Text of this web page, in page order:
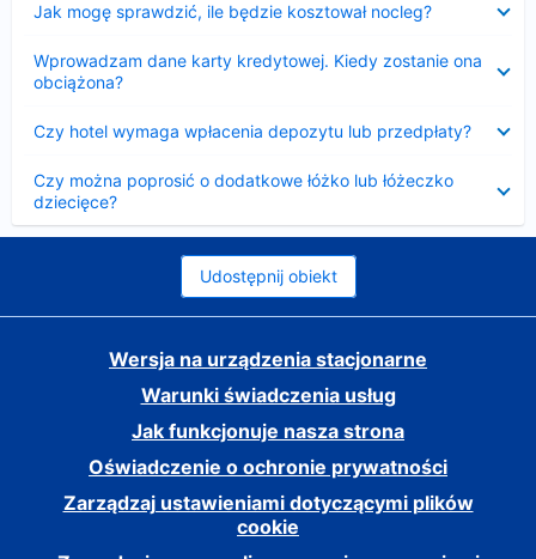
Jak mogę sprawdzić, ile będzie kosztował nocleg?
Wprowadzam dane karty kredytowej. Kiedy zostanie ona
obciążona?
Czy hotel wymaga wpłacenia depozytu lub przedpłaty?
Czy można poprosić o dodatkowe łóżko lub łóżeczko
dziecięce?
Udostępnij obiekt
Wersja na urządzenia stacjonarne
Warunki świadczenia usług
Jak funkcjonuje nasza strona
Oświadczenie o ochronie prywatności
Zarządzaj ustawieniami dotyczącymi plików
cookie